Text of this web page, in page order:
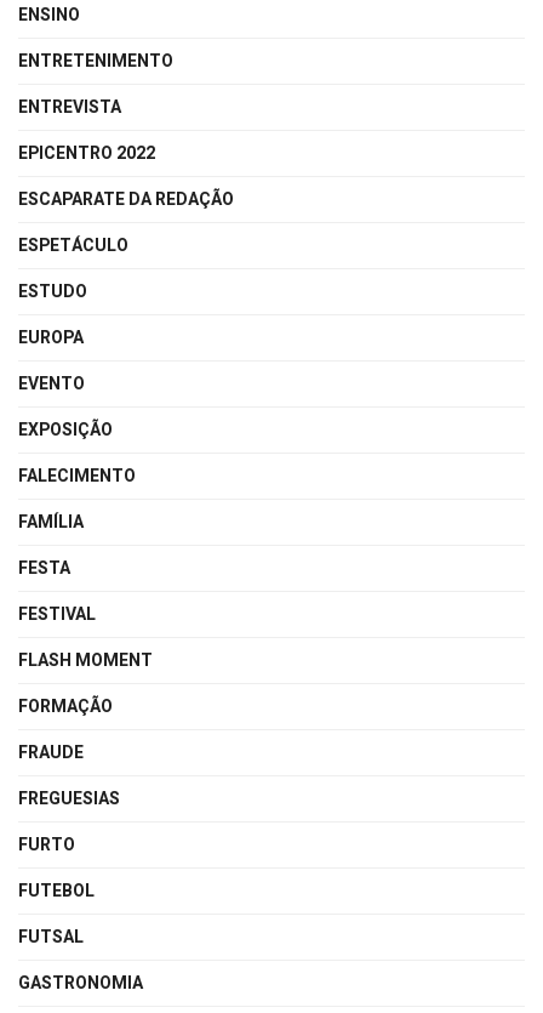
ENSINO
ENTRETENIMENTO
ENTREVISTA
EPICENTRO 2022
ESCAPARATE DA REDAÇÃO
ESPETÁCULO
ESTUDO
EUROPA
EVENTO
EXPOSIÇÃO
FALECIMENTO
FAMÍLIA
FESTA
FESTIVAL
FLASH MOMENT
FORMAÇÃO
FRAUDE
FREGUESIAS
FURTO
FUTEBOL
FUTSAL
GASTRONOMIA